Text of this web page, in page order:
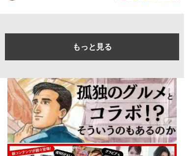
もっと見る